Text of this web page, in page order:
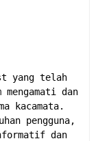
yang telah
mengamati dan
kacamata.
pengguna,
dan